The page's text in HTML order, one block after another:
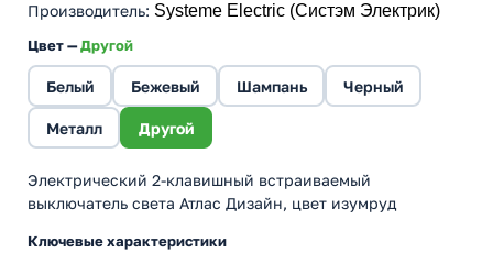
Производитель: Systeme Electric (Систэм Электрик)
Цвет —Другой
Белый Бежевый Шампань Черный
Металл Другой
Электрический 2-клавишный встраиваемый
выключатель света Атлас Дизайн, цвет изумруд
Ключевые характеристики